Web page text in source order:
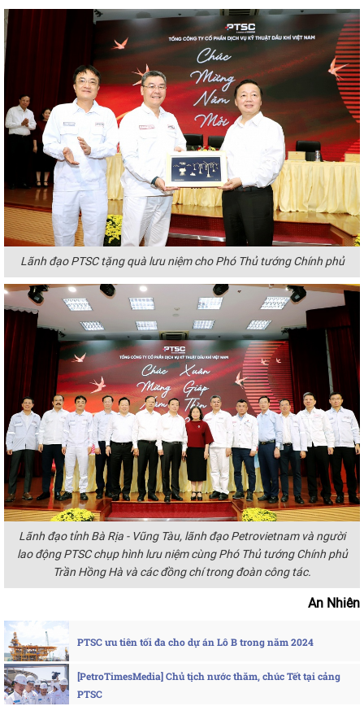
Lãnh đạo PTSC tặng quà lưu niệm cho Phó Thủ tướng Chính phủ
Lãnh đạo tỉnh Bà Rịa - Vũng Tàu, lãnh đạo Petrovietnam và người
lao động PTSC chụp hình lưu niệm cùng Phó Thủ tướng Chính phủ
Trần Hồng Hà và các đồng chí trong đoàn công tác.
An Nhiên
PTSC ưu tiên tối đa cho dự án Lô B trong năm 2024
[PetroTimesMedia] Chủ tịch nước thăm, chúc Tết tại cảng
PTSC